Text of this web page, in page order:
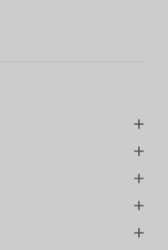




